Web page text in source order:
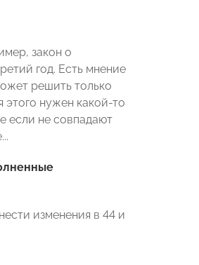
закон о
год. Есть мнение
решить только
нужен какой-то
если не совпадают
изменения в 44 и